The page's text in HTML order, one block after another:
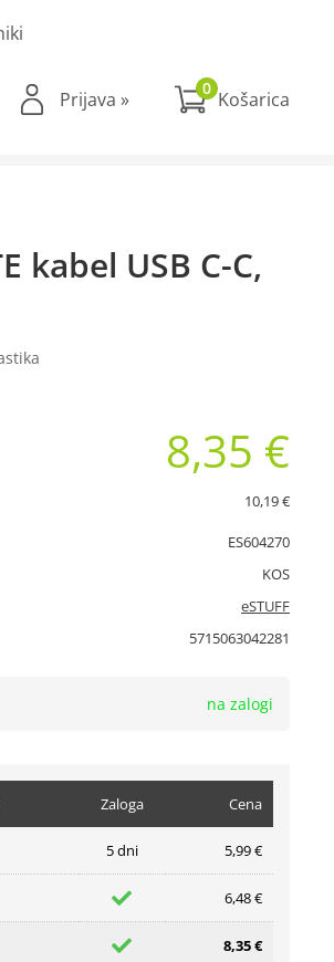
Prijava » 0
kabel USB C-C,
8,35 €
10,19 €
ES604270
KOS
eSTUFF
5715063042281
na zalogi
Zaloga Cena
5 dni 5,99 €
6,48 €
8,35 €